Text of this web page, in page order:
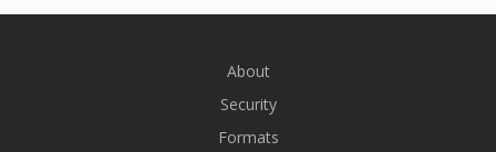
About
Security
Formats